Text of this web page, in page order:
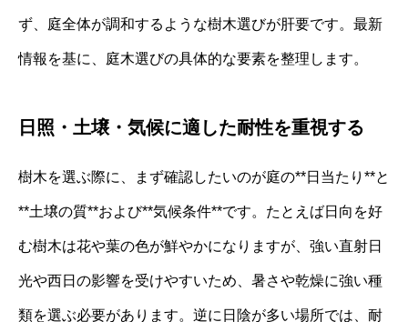
ず、庭全体が調和するような樹木選びが肝要です。最新
情報を基に、庭木選びの具体的な要素を整理します。
日照・土壌・気候に適した耐性を重視する
樹木を選ぶ際に、まず確認したいのが庭の**日当たり**と
**土壌の質**および**気候条件**です。たとえば日向を好
む樹木は花や葉の色が鮮やかになりますが、強い直射日
光や西日の影響を受けやすいため、暑さや乾燥に強い種
類を選ぶ必要があります。逆に日陰が多い場所では、耐